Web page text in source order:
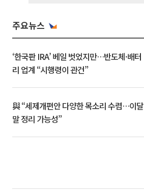
주요뉴스
‘한국판 IRA’ 베일 벗었지만…반도체·배터
리 업계 “시행령이 관건”
與 “세제개편안 다양한 목소리 수렴…이달
말 정리 가능성”